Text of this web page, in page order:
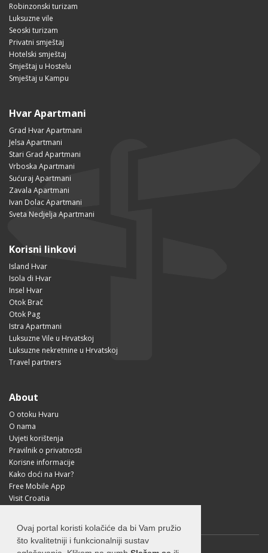
Ovaj portal koristi kolačiće da bi Vam pružio
što kvalitetniji i funkcionalniji sustav
Robinzonski turizam
Luksuzne vile
Seoski turizam
Privatni smještaj
Hotelski smještaj
Smještaj u Hostelu
Smještaj u Kampu
Hvar Apartmani
Grad Hvar Apartmani
Jelsa Apartmani
Stari Grad Apartmani
Vrboska Apartmani
Sućuraj Apartmani
Zavala Apartmani
Ivan Dolac Apartmani
Sveta Nedjelja Apartmani
Korisni linkovi
Island Hvar
Isola di Hvar
Insel Hvar
Otok Brač
Otok Pag
Istra Apartmani
Luksuzne Vile u Hrvatskoj
Luksuzne nekretnine u Hrvatskoj
Travel partners
About
O otoku Hvaru
O nama
Uvjeti korištenja
Pravilnik o privatnosti
Korisne informacije
Kako doći na Hvar?
Free Mobile App
Visit Croatia